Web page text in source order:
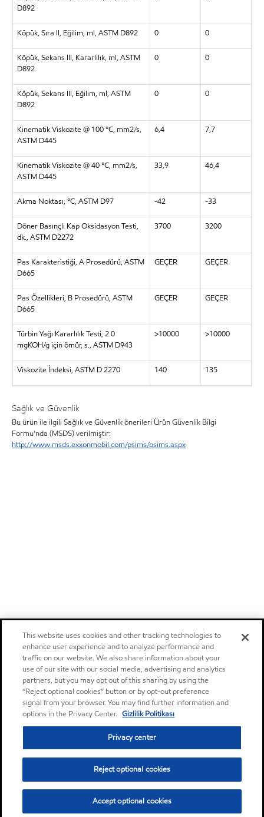
D892
Köpük, Sıra II, Eğilim, ml, ASTM D892 0 0
Köpük, Sekans III, Kararlılık, ml, ASTM
D892
0 0
Köpük, Sekans III, Eğilim, ml, ASTM
D892
0 0
Kinematik Viskozite @ 100 °C, mm2/s,
ASTM D445
6,4 7,7
Kinematik Viskozite @ 40 °C, mm2/s,
ASTM D445
33,9 46,4
Akma Noktası, °C, ASTM D97 -42 -33
Döner Basınçlı Kap Oksidasyon Testi,
dk., ASTM D2272
3700 3200
Pas Karakteristiği, A Prosedürü, ASTM
D665
GEÇER GEÇER
Pas Özellikleri, B Prosedürü, ASTM
D665
GEÇER GEÇER
Türbin Yağı Kararlılık Testi, 2.0
mgKOH/g için ömür, s., ASTM D943
>10000 >10000
Viskozite İndeksi, ASTM D 2270 140 135
Sağlık ve Güvenlik
Bu ürün ile ilgili Sağlık ve Güvenlik önerileri Ürün Güvenlik Bilgi
Formu'nda (MSDS) verilmiştir:
http://www.msds.exxonmobil.com/psims/psims.aspx
This website uses cookies and other tracking technologies to
enhance user experience and to analyze performance and
traffic on our website. We also share information about your
use of our site with our social media, advertising and analytics
partners, but you may opt out of this sharing by using the
“Reject optional cookies” button or by opt-out preference
signal from your browser. You may find further information and
options in the Privacy Center. Gizlilik Politikası
Privacy center
Reject optional cookies
Accept optional cookies